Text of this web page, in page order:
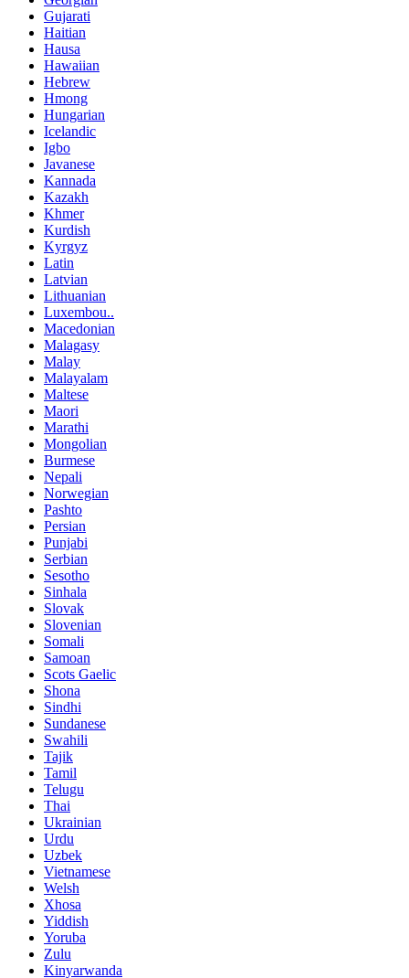
Gujarati
Haitian
Hausa
Hawaiian
Hebrew
Hmong
Hungarian
Icelandic
Igbo
Javanese
Kannada
Kazakh
Khmer
Kurdish
Kyrgyz
Latin
Latvian
Lithuanian
Luxembou..
Macedonian
Malagasy
Malay
Malayalam
Maltese
Maori
Marathi
Mongolian
Burmese
Nepali
Norwegian
Pashto
Persian
Punjabi
Serbian
Sesotho
Sinhala
Slovak
Slovenian
Somali
Samoan
Scots Gaelic
Shona
Sindhi
Sundanese
Swahili
Tajik
Tamil
Telugu
Thai
Ukrainian
Urdu
Uzbek
Vietnamese
Welsh
Xhosa
Yiddish
Yoruba
Zulu
Kinyarwanda